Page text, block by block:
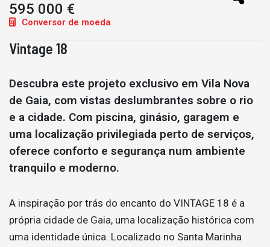
595 000 €
Conversor de moeda
Vintage 18
Descubra este projeto exclusivo em Vila Nova
de Gaia, com vistas deslumbrantes sobre o rio
e a cidade. Com piscina, ginásio, garagem e
uma localização privilegiada perto de serviços,
oferece conforto e segurança num ambiente
tranquilo e moderno.
A inspiração por trás do encanto do VINTAGE 18 é a
própria cidade de Gaia, uma localização histórica com
uma identidade única. Localizado no Santa Marinha